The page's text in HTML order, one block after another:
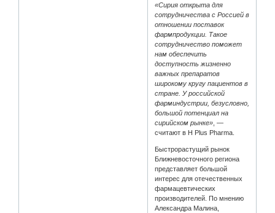
«Сирия открыта для
сотрудничества с Россией в
отношении поставок
фармпродукции. Такое
сотрудничество поможет
нам обеспечить
доступность жизненно
важных препаратов
широкому кругу пациентов в
стране. У российской
фарминдустрии, безусловно,
большой потенциал на
сирийском рынке» , —
считают в H Plus Pharma.
Быстрорастущий рынок
Ближневосточного региона
представляет большой
интерес для отечественных
фармацевтических
производителей. По мнению
Александра Малина,